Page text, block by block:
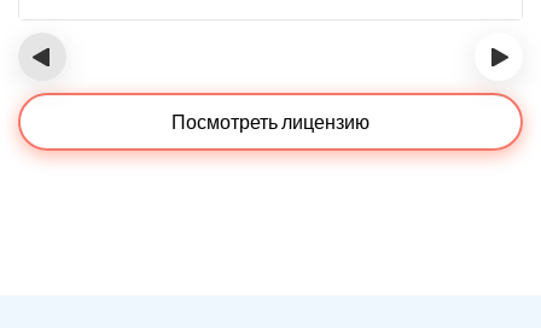
‹ ›
Посмотреть лицензию